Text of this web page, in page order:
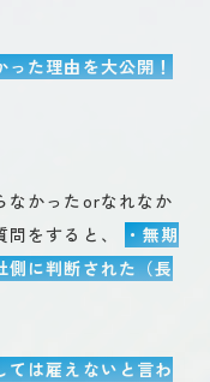
った理由を大公開！
なかったorなれなか
をすると、 ・無期
側に判断された（長
ては雇えないと言わ